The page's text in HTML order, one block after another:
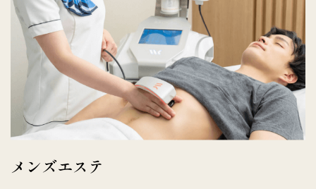
メンズエステ